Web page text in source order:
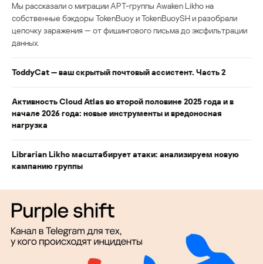
Мы рассказали о миграции APT-группы Awaken Likho на
собственные бэкдоры TokenBuoy и TokenBuoySH и разобрали
цепочку заражения — от фишингового письма до эксфильтрации
данных.
ToddyCat — ваш скрытый почтовый ассистент. Часть 2
Активность Cloud Atlas во второй половине 2025 года и в
начале 2026 года: новые инструменты и вредоносная
нагрузка
Librarian Likho масштабирует атаки: анализируем новую
кампанию группы